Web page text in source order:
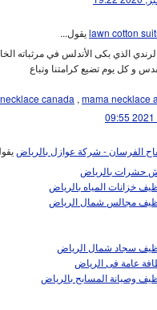
lawn cottonيقول...
الذي بكى الأندلس في مرثباته
و كل يوم تضيع كرامتنا وتباع
canada , mama necklace
الفرسان - شركة عوازل بالرياض
حشرات بالرياض
خزانات المياه بالرياض
مجالس شمال الرياض
سجاد شمال الرياض
عامة فى الرياض
وصيانة المسابح بالرياض